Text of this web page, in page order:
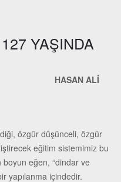
YAŞINDA
ALİ
özgür düşünceli, özgür
eğitim sistemimiz bu
eğen, “dindar ve
yapılanma içindedir.